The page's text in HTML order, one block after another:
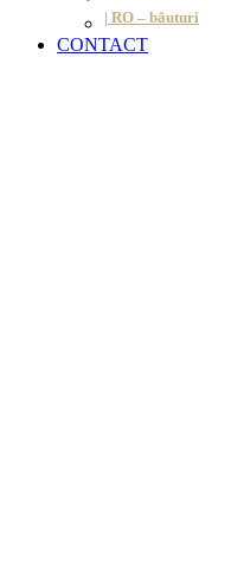
| RO – băuturi
CONTACT